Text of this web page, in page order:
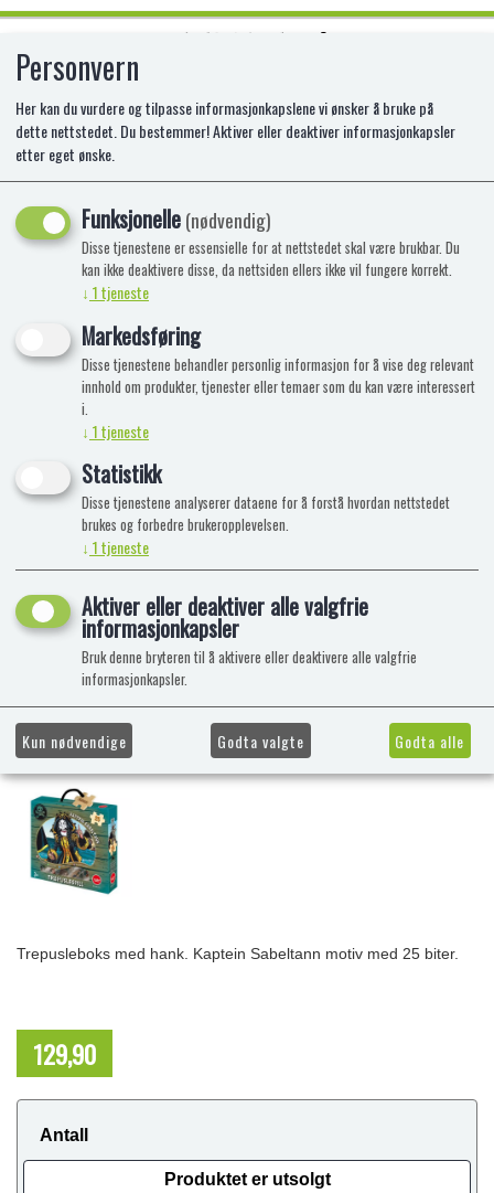
TREPUSLESPILL KAPTEIN
SABELTANN 25 BITER
EG-522080
Trepusleboks med hank. Kaptein Sabeltann motiv med 25 biter.
129,90
Antall
Produktet er utsolgt
Personvern
Her kan du vurdere og tilpasse informasjonkapslene vi ønsker å bruke på
dette nettstedet. Du bestemmer! Aktiver eller deaktiver informasjonkapsler
etter eget ønske.
Funksjonelle(nødvendig)
Disse tjenestene er essensielle for at nettstedet skal være brukbar. Du
kan ikke deaktivere disse, da nettsiden ellers ikke vil fungere korrekt.
↓ 1tjeneste
Markedsføring
Disse tjenestene behandler personlig informasjon for å vise deg relevant
innhold om produkter, tjenester eller temaer som du kan være interessert
i.
↓ 1tjeneste
Statistikk
Disse tjenestene analyserer dataene for å forstå hvordan nettstedet
brukes og forbedre brukeropplevelsen.
↓ 1tjeneste
Aktiver eller deaktiver alle valgfrie
informasjonkapsler
Bruk denne bryteren til å aktivere eller deaktivere alle valgfrie
informasjonkapsler.
Kun nødvendige Godta valgte Godta alle